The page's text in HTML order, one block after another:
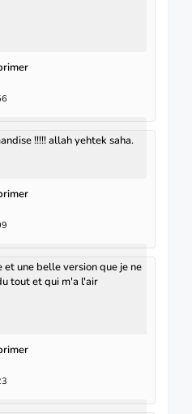
!!!!! allah yehtek saha.
et une belle version que je ne
tout et qui m'a l'air